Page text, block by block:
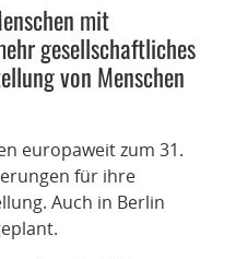
mit
gesellschaftliches
von Menschen
europaweit zum 31.
für ihre
Auch in Berlin